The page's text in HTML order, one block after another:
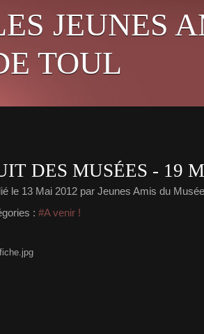
JEUNES
TOUL
DES MUSÉES - 19
le 13 Mai 2012 par Jeunes Amis du
: #A venir !